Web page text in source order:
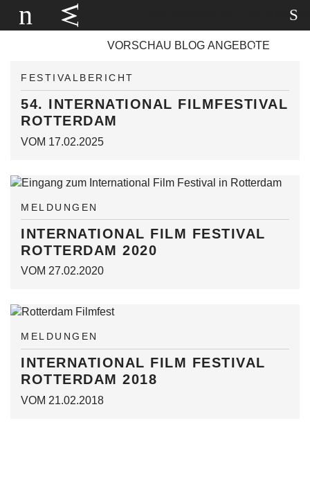
KINOS
VORSCHAU BLOG ANGEBOTE
FESTIVALBERICHT
54. INTERNATIONAL FILMFESTIVAL
ROTTERDAM
VOM 17.02.2025
MELDUNGEN
INTERNATIONAL FILM FESTIVAL
ROTTERDAM 2020
VOM 27.02.2020
MELDUNGEN
INTERNATIONAL FILM FESTIVAL
ROTTERDAM 2018
VOM 21.02.2018